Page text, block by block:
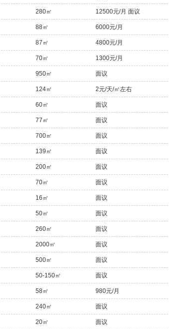
280㎡ 12500元/月 面议
88㎡ 6000元/月
87㎡ 4800元/月
70㎡ 1300元/月
950㎡ 面议
124㎡ 2元/天/㎡左右
60㎡ 面议
77㎡ 面议
700㎡ 面议
139㎡ 面议
200㎡ 面议
70㎡ 面议
16㎡ 面议
50㎡ 面议
260㎡ 面议
2000㎡ 面议
500㎡ 面议
50-150㎡ 面议
58㎡ 980元/月
240㎡ 面议
20㎡ 面议